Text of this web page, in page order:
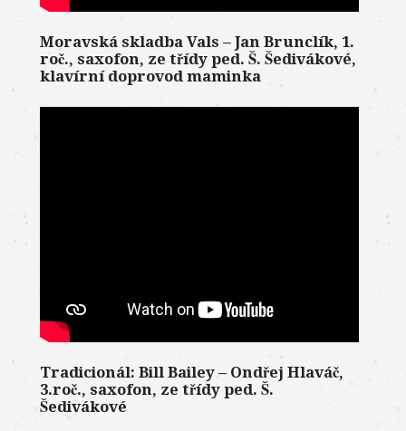
Moravská skladba Vals – Jan Brunclík, 1.
roč., saxofon, ze třídy ped. Š. Šedivákové,
klavírní doprovod maminka
Tradicionál: Bill Bailey – Ondřej Hlaváč,
3.roč., saxofon, ze třídy ped. Š.
Šedivákové